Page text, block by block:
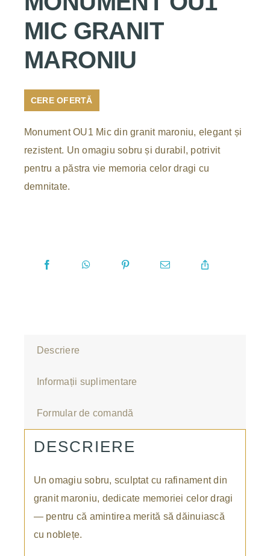
MIC GRANIT
MARONIU
CERE OFERTĂ
Monument OU1 Mic din granit maroniu, elegant și
rezistent. Un omagiu sobru și durabil, potrivit
pentru a păstra vie memoria celor dragi cu
demnitate.
Descriere
Informații suplimentare
Formular de comandă
DESCRIERE
Un omagiu sobru, sculptat cu rafinament din
granit maroniu, dedicate memoriei celor dragi
— pentru că amintirea merită să dăinuiască
cu noblețe.